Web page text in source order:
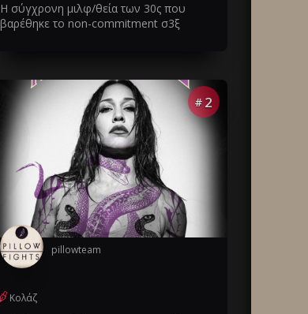
Η σύγχρονη μιλφ/θεία των 30ς που
βαρέθηκε το non-commitment σ3ξ
# 2
pillowteam
Κολάζ